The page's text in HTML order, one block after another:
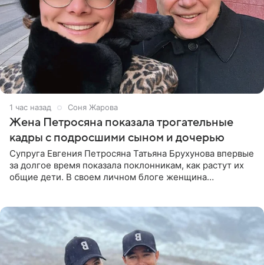
1 час назад Соня Жарова
Жена Петросяна показала трогательные
кадры с подросшими сыном и дочерью
Супруга Евгения Петросяна Татьяна Брухунова впервые
за долгое время показала поклонникам, как растут их
общие дети. В своем личном блоге женщина